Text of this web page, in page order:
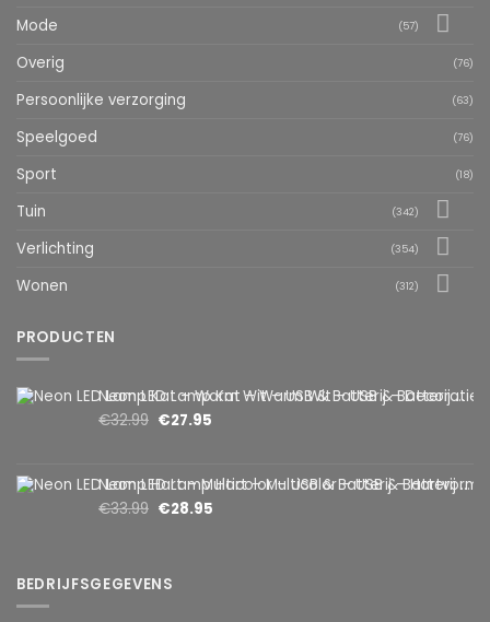
Mode (57)
Overig (76)
Persoonlijke verzorging (63)
Speelgoed (76)
Sport (18)
Tuin (342)
Verlichting (354)
Wonen (312)
PRODUCTEN
Neon LED Lamp Kat – Warm Wit – USB & Batterij – Decoratieve Tafellamp voor Kinderkamer – 28,5 x 24,5 cm
€32.99 €27.95
Neon LED Lamp Hart – Multicolor – USB & Batterij – Hartvormige Sfeerlamp – Kinderkamer & Slaapkamer – 25,2 x 23 cm
€33.99 €28.95
BEDRIJFSGEGEVENS